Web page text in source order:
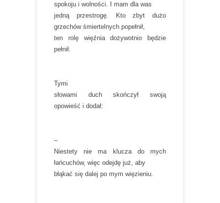
spokoju i wolności. I mam dla was
jedną przestrogę. Kto zbyt dużo
grzechów śmiertelnych popełnił,
ten rolę więźnia dożywotnio będzie
pełnił.
Tymi
słowami duch skończył swoją
opowieść i dodał:
–
Niestety nie ma klucza do mych
łańcuchów, więc odejdę już, aby
błąkać się dalej po mym więzieniu.